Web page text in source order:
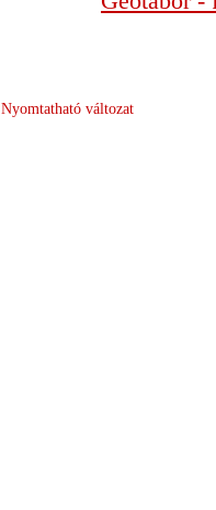
Nyomtatható változat